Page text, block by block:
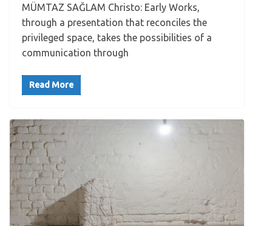
MÜMTAZ SAĞLAM Christo: Early Works,
through a presentation that reconciles the
privileged space, takes the possibilities of a
communication through
Read More